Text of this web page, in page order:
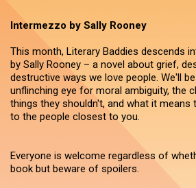
Intermezzo by Sally Rooney
This month, Literary Baddies descends
by Sally Rooney – a novel about grief,
destructive ways we love people. We'll
unflinching eye for moral ambiguity, the
things they shouldn't, and what it means
to the people closest to you.
Everyone is welcome regardless of
book but beware of spoilers.